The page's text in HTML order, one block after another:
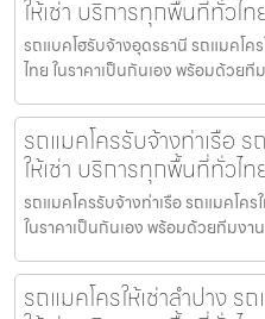
ให้เช่า บริการทุกพื้นที่ทั่วไ
รถแบคโฮรับจ้างอุดรธานี รถแมคโค
ไทย ในราคาเป็นกันเอง พร้อมด้วย
รถแมคโครรับจ้างท่าเรือ
ให้เช่า บริการทุกพื้นที่ทั่วไ
รถแมคโครรับจ้างท่าเรือ รถแมคโค
ในราคาเป็นกันเอง พร้อมด้วยทีมง
รถแมคโครให้เช่าลำปาง ร